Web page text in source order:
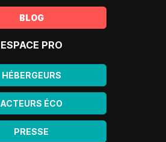
BLOG
ESPACE PRO
HÉBERGEURS
ACTEURS ÉCO
PRESSE